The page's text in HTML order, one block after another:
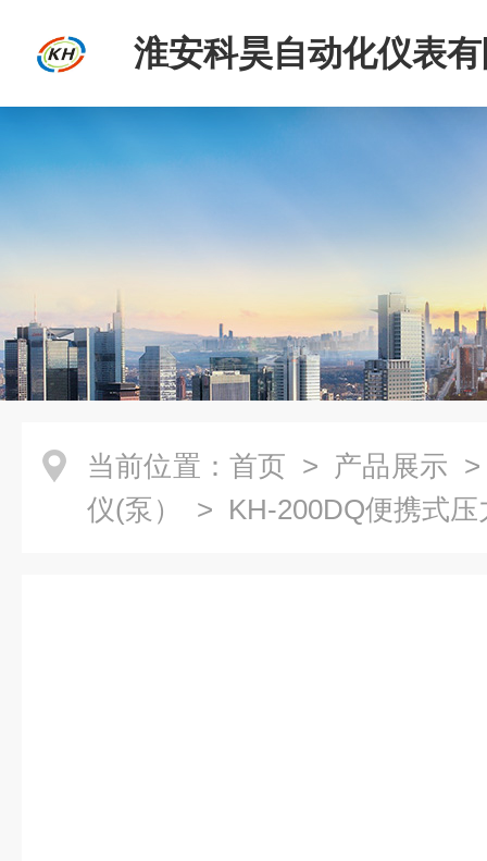
淮安科昊自动化仪表
当前位置： 首页 > 产品展示
仪(泵）
> KH-200DQ便携式压